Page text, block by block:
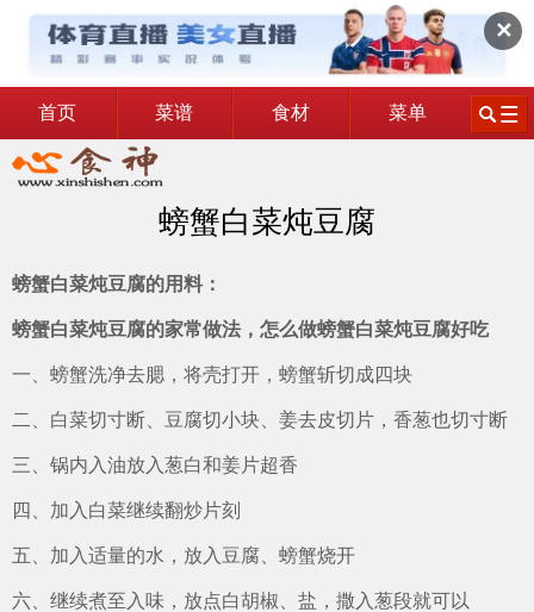
✕
首页 菜谱 食材 菜单
螃蟹白菜炖豆腐
螃蟹白菜炖豆腐的用料：
螃蟹白菜炖豆腐的家常做法，怎么做螃蟹白菜炖豆腐好吃
一、螃蟹洗净去腮，将壳打开，螃蟹斩切成四块
二、白菜切寸断、豆腐切小块、姜去皮切片，香葱也切寸断
三、锅内入油放入葱白和姜片超香
四、加入白菜继续翻炒片刻
五、加入适量的水，放入豆腐、螃蟹烧开
六、继续煮至入味，放点白胡椒、盐，撒入葱段就可以